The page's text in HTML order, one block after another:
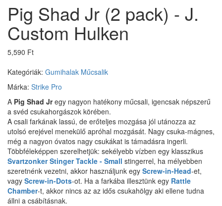
Pig Shad Jr (2 pack) - J.
Custom Hulken
5,590 Ft
Kategóriák: Gumihalak Műcsalik
Márka: Strike Pro
A Pig Shad Jregy nagyon hatékony műcsali, igencsak népszerű
a svéd csukahorgászok körében.
A csali farkának lassú, de erőteljes mozgása jól utánozza az
utolsó erejével menekülő apróhal mozgását. Nagy csuka-mágnes,
még a nagyon óvatos nagy csukákat is támadásra ingerli.
Többféleképpen szerelhetjük: sekélyebb vízben egy klasszikus
Svartzonker Stinger Tackle - Small stingerrel, ha mélyebben
szeretnénk vezetni, akkor használjunk egy Screw-in-Head-et,
vagy Screw-in-Dots-ot. Ha a farkába illesztünk egy Rattle
Chamber-t, akkor nincs az az idős csukahölgy aki ellene tudna
állni a csábításnak.